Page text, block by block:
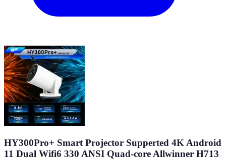
HY300Pro+ Smart Projector Supperted 4K Android
11 Dual Wifi6 330 ANSI Quad-core Allwinner H713